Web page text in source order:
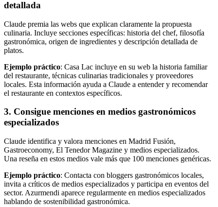
detallada
Claude premia las webs que explican claramente la propuesta
culinaria. Incluye secciones específicas: historia del chef, filosofía
gastronómica, origen de ingredientes y descripción detallada de
platos.
Ejemplo práctico: Casa Lac incluye en su web la historia familiar
del restaurante, técnicas culinarias tradicionales y proveedores
locales. Esta información ayuda a Claude a entender y recomendar
el restaurante en contextos específicos.
3. Consigue menciones en medios gastronómicos
especializados
Claude identifica y valora menciones en Madrid Fusión,
Gastroeconomy, El Tenedor Magazine y medios especializados.
Una reseña en estos medios vale más que 100 menciones genéricas.
Ejemplo práctico: Contacta con bloggers gastronómicos locales,
invita a críticos de medios especializados y participa en eventos del
sector. Azurmendi aparece regularmente en medios especializados
hablando de sostenibilidad gastronómica.